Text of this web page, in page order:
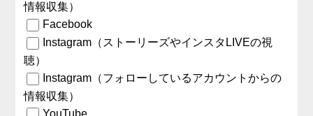
情報収集）
Facebook
Instagram（ストーリーズやインスタLIVEの視
聴）
Instagram（フォローしているアカウントからの
情報収集）
YouTube